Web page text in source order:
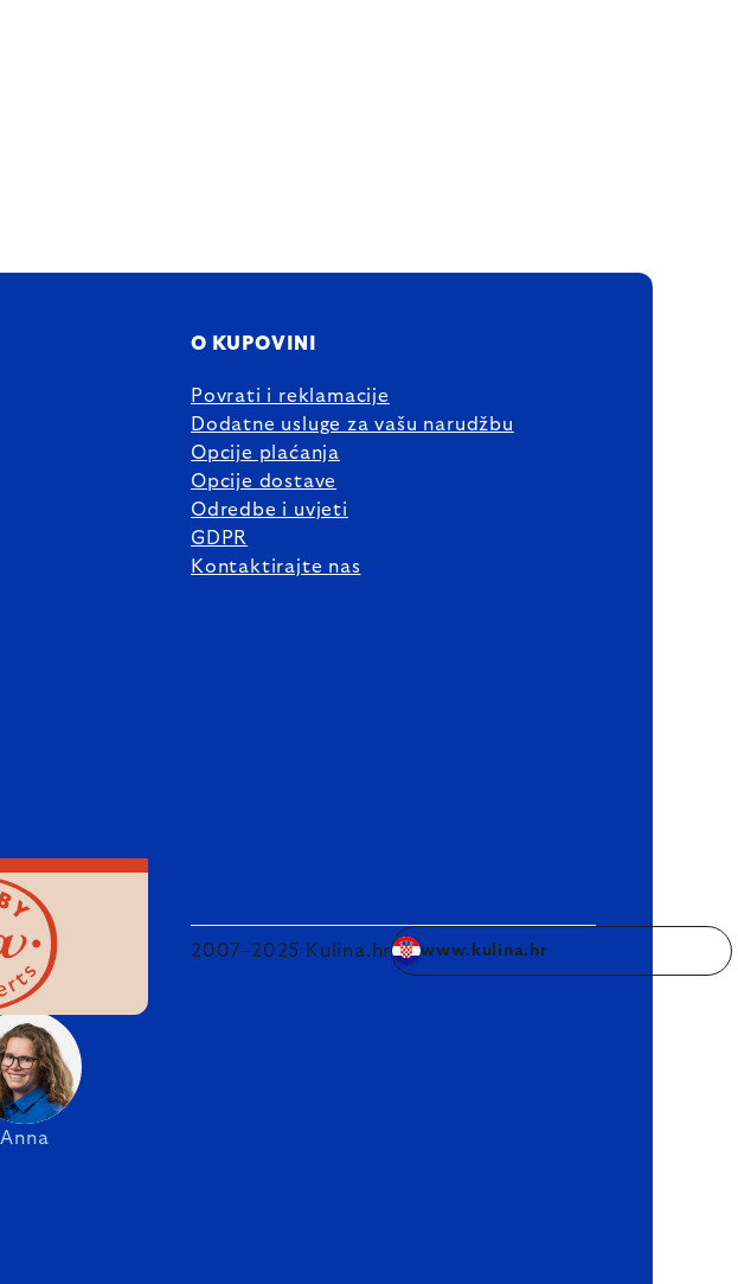
O KUPOVINI
Povrati i reklamacije
Dodatne usluge za vašu narudžbu
Opcije plaćanja
Opcije dostave
Odredbe i uvjeti
GDPR
Kontaktirajte nas
Anna
2007–2025 Kulina.hr www.kulina.hr